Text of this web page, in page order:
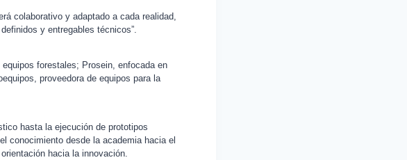
colaborativo y adaptado a cada realidad,
y entregables técnicos”.
forestales; Prosein, enfocada en
proveedora de equipos para la
hasta la ejecución de prototipos
conocimiento desde la academia hacia el
hacia la innovación.